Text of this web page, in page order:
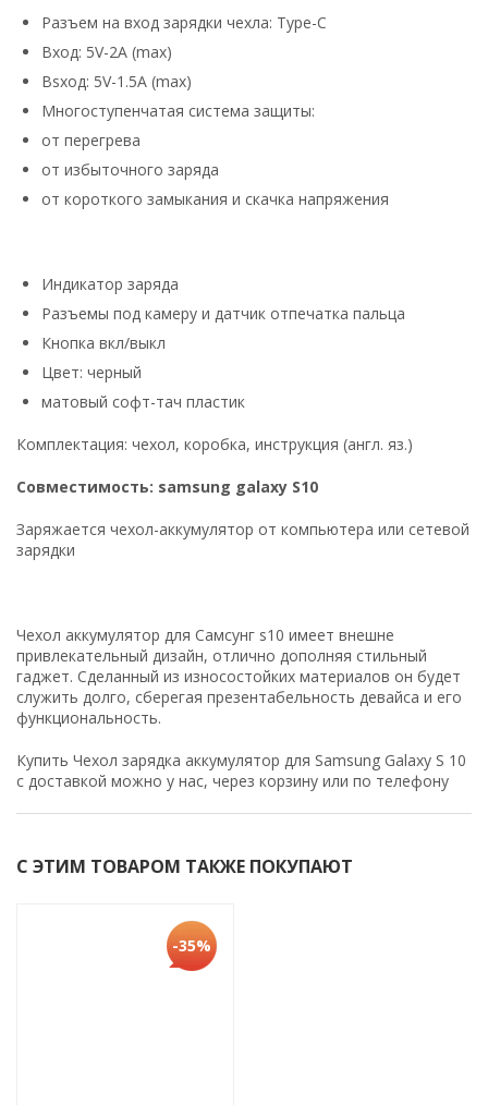
Разъем на вход зарядки чехла: Type-C
Вход: 5V-2A (max)
Вsход: 5V-1.5A (max)
Многоступенчатая система защиты:
от перегрева
от избыточного заряда
от короткого замыкания и скачка напряжения
Индикатор заряда
Разъемы под камеру и датчик отпечатка пальца
Кнопка вкл/выкл
Цвет: черный
матовый софт-тач пластик
Комплектация: чехол, коробка, инструкция (англ. яз.)
Совместимость: samsung galaxy S10
Заряжается чехол-аккумулятор от компьютера или сетевой
зарядки
Чехол аккумулятор для Самсунг s10 имеет внешне
привлекательный дизайн, отлично дополняя стильный
гаджет. Сделанный из износостойких материалов он будет
служить долго, сберегая презентабельность девайса и его
функциональность.
Купить Чехол зарядка аккумулятор для Samsung Galaxy S 10
с доставкой можно у нас, через корзину или по телефону
С ЭТИМ ТОВАРОМ ТАКЖЕ ПОКУПАЮТ
-35%